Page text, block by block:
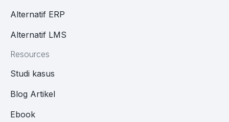
Alternatif ERP
Alternatif LMS
Resources
Studi kasus
Blog Artikel
Ebook